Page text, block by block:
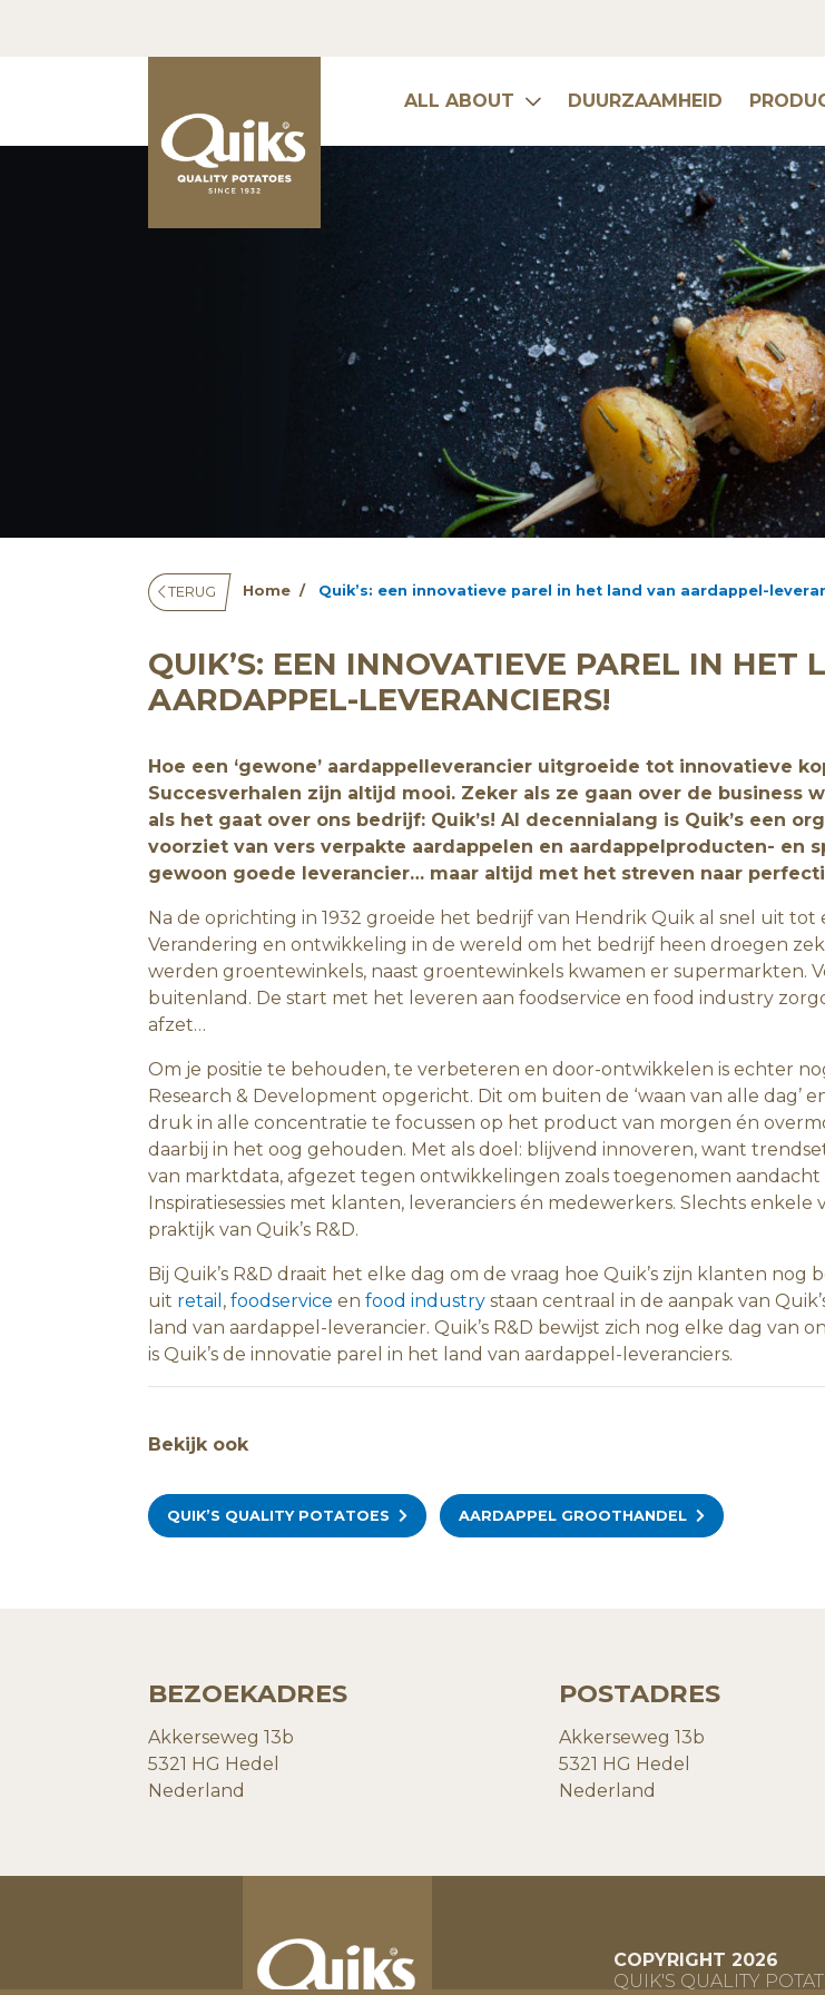
ALL ABOUT DUURZAAMHEID
TERUG Home Quik’s: een innovatieve parel in het land van aardappel-
QUIK’S: EEN INNOVATIEVE PAREL IN HET
AARDAPPEL-LEVERANCIERS!
Hoe een ‘gewone’ aardappelleverancier uitgroeide tot innovatieve
Succesverhalen zijn altijd mooi. Zeker als ze gaan over de business
als het gaat over ons bedrijf: Quik’s! Al decennialang is Quik’s een
voorziet van vers verpakte aardappelen en aardappelproducten- en
gewoon goede leverancier… maar altijd met het streven naar
Na de oprichting in 1932 groeide het bedrijf van Hendrik Quik al snel uit
Verandering en ontwikkeling in de wereld om het bedrijf heen droegen
werden groentewinkels, naast groentewinkels kwamen er supermarkten.
buitenland. De start met het leveren aan foodservice en food industry
afzet…
Om je positie te behouden, te verbeteren en door-ontwikkelen is echter nog
Research & Development opgericht. Dit om buiten de ‘waan van alle dag’
druk in alle concentratie te focussen op het product van morgen én
daarbij in het oog gehouden. Met als doel: blijvend innoveren, want
van marktdata, afgezet tegen ontwikkelingen zoals toegenomen
Inspiratiesessies met klanten, leveranciers én medewerkers. Slechts
praktijk van Quik’s R&D.
Bij Quik’s R&D draait het elke dag om de vraag hoe Quik’s zijn klanten
uit retail ,foodservice enfood industry staan centraal in de aanpak van
land van aardappel-leverancier. Quik’s R&D bewijst zich nog elke dag van
is Quik’s de innovatie parel in het land van aardappel-leveranciers.
Bekijk ook
QUIK’S QUALITY POTATOES AARDAPPEL GROOTHANDEL
BEZOEKADRES
Akkerseweg 13b
5321 HG Hedel
Nederland
POSTADRES
Akkerseweg 13b
5321 HG Hedel
Nederland
COPYRIGHT 2026
QUIK'S QUALITY